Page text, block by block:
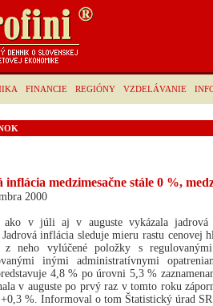
FINANCIE REGIÓNY VZDELÁVANIE
inflácia medzimesačne stále 0 %,
2000
ako v júli aj v auguste vykázala jadrová
inflácia sleduje mieru rastu cenovej
neho vylúčené položky s
inými administratívnymi
4,8 % po úrovni 5,3 %
v auguste po prvý raz v tomto roku
%. Informoval o tom Štatistický úrad